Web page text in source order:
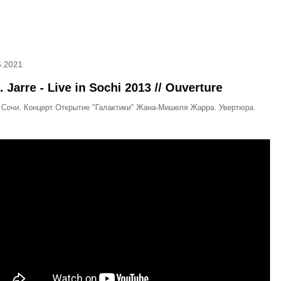
Jarre - Live in Sochi 2013 // Ouverture
Сочи. Концерт Открытие "Галактики" Жана-Мишеля Жарра. Увертюра.